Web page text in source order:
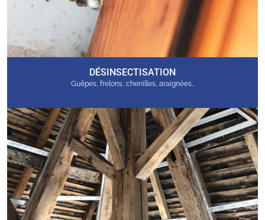
DÉSINSECTISATION
Guêpes, frelons, chenilles, araignées…